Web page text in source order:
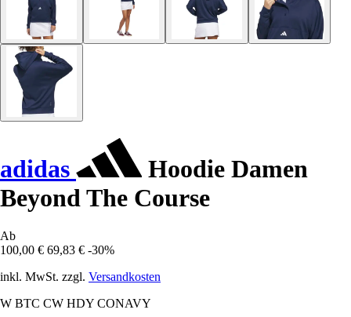
adidas
Hoodie Damen
Beyond The Course
Ab
100,00 € 69,83 € -30%
inkl. MwSt. zzgl. Versandkosten
W BTC CW HDY CONAVY